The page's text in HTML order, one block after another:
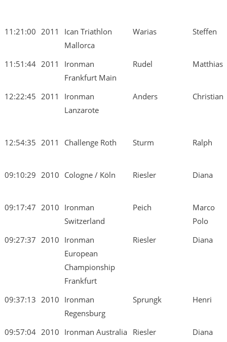
11:21:00 2011
Ican Triathlon
Mallorca
Warias Steffen
11:51:44 2011
Ironman
Frankfurt Main
Rudel Matthias
12:22:45 2011
Ironman
Lanzarote
Anders Christian
12:54:35 2011 Challenge Roth Sturm Ralph
09:10:29 2010 Cologne / Köln Riesler Diana
09:17:47 2010 Ironman
Switzerland
Peich
Marco
Polo
09:27:37 2010 Ironman
European
Championship
Frankfurt
Riesler Diana
09:37:13 2010 Ironman
Regensburg
Sprungk Henri
09:57:04 2010 Ironman Australia Riesler Diana